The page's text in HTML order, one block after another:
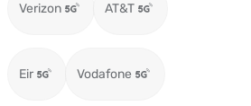
Verizon AT&T
Eir Vodafone